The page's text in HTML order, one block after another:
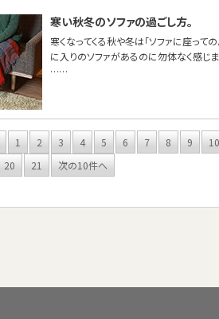
寒い秋冬のソファの過ごし方。
寒くなってくる秋や冬は「ソファに座って
に入りのソファがあるのに勿体なく感じ
……
1 2 3 4 5 6 7 8 9 10
20 21 次の10件へ